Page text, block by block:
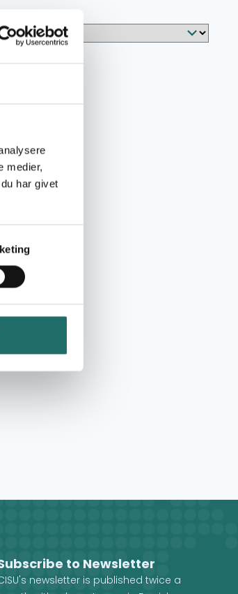
medier,
har givet
to Newsletter
newsletter is published twice a